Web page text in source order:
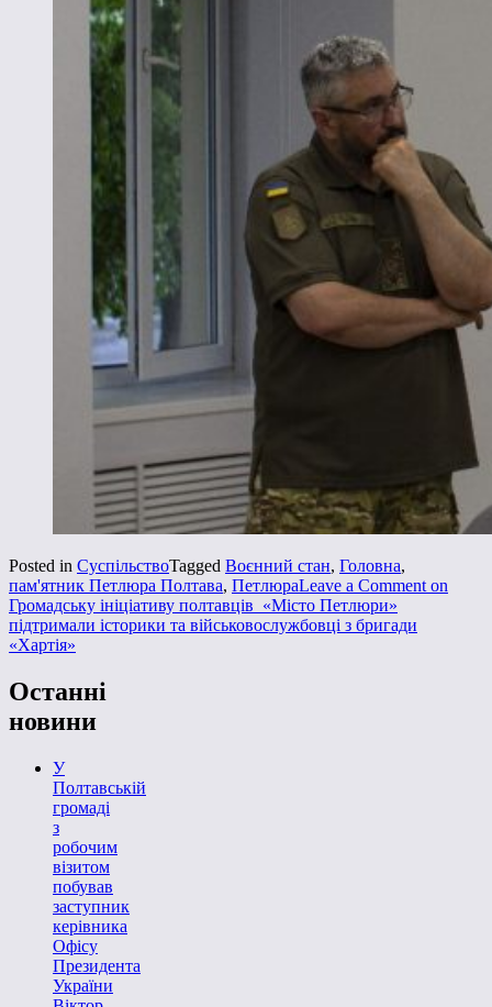
Posted in СуспільствоTagged Воєнний стан, Головна,
пам'ятник Петлюра Полтава, ПетлюраLeave a Comment on
Громадську ініціативу полтавців «Місто Петлюри»
підтримали історики та військовослужбовці з бригади
«Хартія»
Останні
новини
У
Полтавській
громаді
з
робочим
візитом
побував
заступник
керівника
Офісу
Президента
України